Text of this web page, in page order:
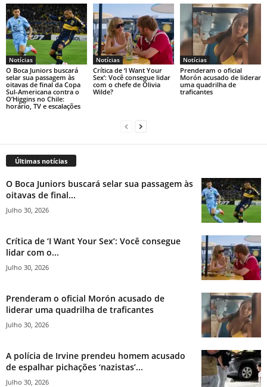
Notícias
O Boca Juniors buscará
selar sua passagem às
oitavas de final da Copa
Sul-Americana contra o
O’Higgins no Chile:
horário, TV e escalações
Notícias
Crítica de ‘I Want Your
Sex’: Você consegue lidar
com o chefe de Olivia
Wilde?
Notícias
Prenderam o oficial
Morón acusado de liderar
uma quadrilha de
traficantes
Últimas notícias
O Boca Juniors buscará selar sua passagem às
oitavas de final...
Julho 30, 2026
Crítica de ‘I Want Your Sex’: Você consegue
lidar com o...
Julho 30, 2026
Prenderam o oficial Morón acusado de
liderar uma quadrilha de traficantes
Julho 30, 2026
A polícia de Irvine prendeu homem acusado
de espalhar pichações ‘nazistas’...
Julho 30, 2026